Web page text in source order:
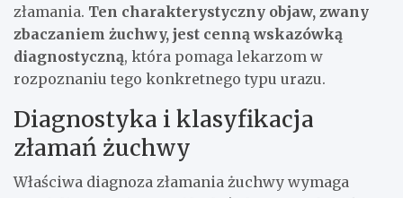
złamania. Ten charakterystyczny objaw, zwany
zbaczaniem żuchwy, jest cenną wskazówką
diagnostyczną, która pomaga lekarzom w
rozpoznaniu tego konkretnego typu urazu.
Diagnostyka i klasyfikacja
złamań żuchwy
Właściwa diagnoza złamania żuchwy wymaga